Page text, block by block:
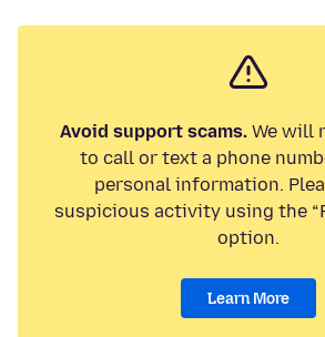
Avoid support scams.We will
to call or text a phone
personal information.
suspicious activity using the
option.
Learn More